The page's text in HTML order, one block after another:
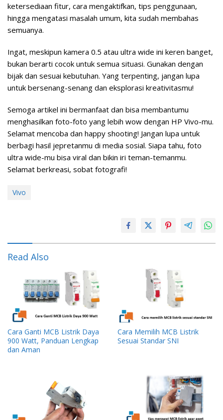
ketersediaan fitur, cara mengaktifkan, tips penggunaan,
hingga mengatasi masalah umum, kita sudah membahas
semuanya.
Ingat, meskipun kamera 0.5 atau ultra wide ini keren banget,
bukan berarti cocok untuk semua situasi. Gunakan dengan
bijak dan sesuai kebutuhan. Yang terpenting, jangan lupa
untuk bersenang-senang dan eksplorasi kreativitasmu!
Semoga artikel ini bermanfaat dan bisa membantumu
menghasilkan foto-foto yang lebih wow dengan HP Vivo-mu.
Selamat mencoba dan happy shooting! Jangan lupa untuk
berbagi hasil jepretanmu di media sosial. Siapa tahu, foto
ultra wide-mu bisa viral dan bikin iri teman-temanmu.
Selamat berkreasi, sobat fotografi!
Vivo
Read Also
Cara Ganti MCB Listrik Daya
900 Watt, Panduan Lengkap
dan Aman
Cara Memilih MCB Listrik
Sesuai Standar SNI